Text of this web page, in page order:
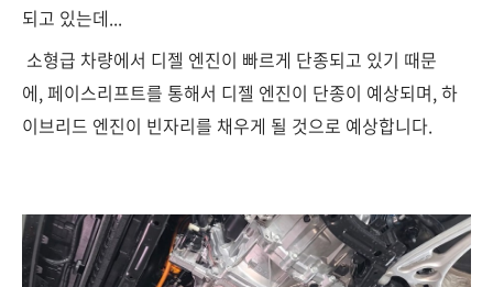
되고 있는데...
소형급 차량에서 디젤 엔진이 빠르게 단종되고 있기 때문
에, 페이스리프트를 통해서 디젤 엔진이 단종이 예상되며, 하
이브리드 엔진이 빈자리를 채우게 될 것으로 예상합니다.